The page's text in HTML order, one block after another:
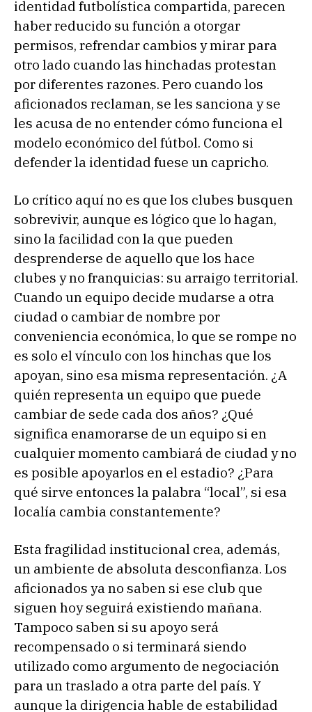
identidad futbolística compartida, parecen
haber reducido su función a otorgar
permisos, refrendar cambios y mirar para
otro lado cuando las hinchadas protestan
por diferentes razones. Pero cuando los
aficionados reclaman, se les sanciona y se
les acusa de no entender cómo funciona el
modelo económico del fútbol. Como si
defender la identidad fuese un capricho.
Lo crítico aquí no es que los clubes busquen
sobrevivir, aunque es lógico que lo hagan,
sino la facilidad con la que pueden
desprenderse de aquello que los hace
clubes y no franquicias: su arraigo territorial.
Cuando un equipo decide mudarse a otra
ciudad o cambiar de nombre por
conveniencia económica, lo que se rompe no
es solo el vínculo con los hinchas que los
apoyan, sino esa misma representación. ¿A
quién representa un equipo que puede
cambiar de sede cada dos años? ¿Qué
significa enamorarse de un equipo si en
cualquier momento cambiará de ciudad y no
es posible apoyarlos en el estadio? ¿Para
qué sirve entonces la palabra “local”, si esa
localía cambia constantemente?
Esta fragilidad institucional crea, además,
un ambiente de absoluta desconfianza. Los
aficionados ya no saben si ese club que
siguen hoy seguirá existiendo mañana.
Tampoco saben si su apoyo será
recompensado o si terminará siendo
utilizado como argumento de negociación
para un traslado a otra parte del país. Y
aunque la dirigencia hable de estabilidad